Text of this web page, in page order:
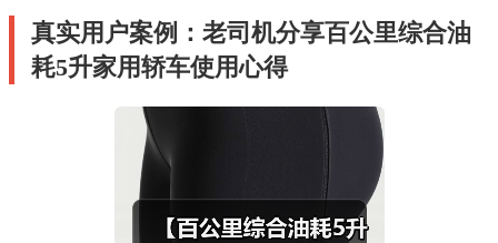
真实用户案例：老司机分享百公里综合油
耗5升家用轿车使用心得